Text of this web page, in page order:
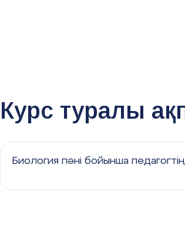
Курс туралы
Биология пәні бойынша